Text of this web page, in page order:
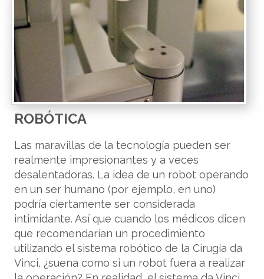
ROBÓTICA
Las maravillas de la tecnología pueden ser
realmente impresionantes y a veces
desalentadoras. La idea de un robot operando
en un ser humano (por ejemplo, en uno)
podría ciertamente ser considerada
intimidante. Así que cuando los médicos dicen
que recomendarían un procedimiento
utilizando el sistema robótico de la Cirugía da
Vinci, ¿suena como si un robot fuera a realizar